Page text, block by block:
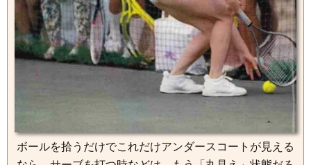
ボールを拾うだけでこれだけアンダースコートが見える